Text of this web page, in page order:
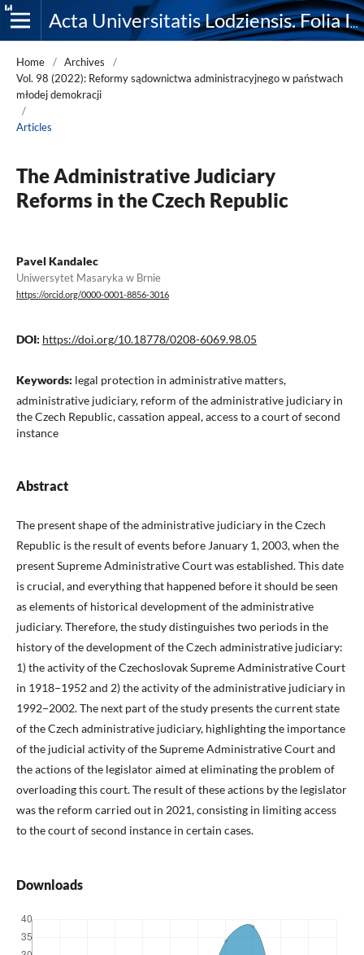
Acta Universitatis Lodziensis. Folia Iuridica
Home / Archives
/
Vol. 98 (2022): Reformy sądownictwa administracyjnego w państwach
młodej demokracji
/
Articles
The Administrative Judiciary
Reforms in the Czech Republic
Pavel Kandalec
Uniwersytet Masaryka w Brnie
https://orcid.org/0000-0001-8856-3016
DOI: https://doi.org/10.18778/0208-6069.98.05
Keywords: legal protection in administrative matters,
administrative judiciary, reform of the administrative judiciary in
the Czech Republic, cassation appeal, access to a court of second
instance
Abstract
The present shape of the administrative judiciary in the Czech
Republic is the result of events before January 1, 2003, when the
present Supreme Administrative Court was established. This date
is crucial, and everything that happened before it should be seen
as elements of historical development of the administrative
judiciary. Therefore, the study distinguishes two periods in the
history of the development of the Czech administrative judiciary:
1) the activity of the Czechoslovak Supreme Administrative Court
in 1918−1952 and 2) the activity of the administrative judiciary in
1992−2002. The next part of the study presents the current state
of the Czech administrative judiciary, highlighting the importance
of the judicial activity of the Supreme Administrative Court and
the actions of the legislator aimed at eliminating the problem of
overloading this court. The result of these actions by the legislator
was the reform carried out in 2021, consisting in limiting access
to the court of second instance in certain cases.
Downloads